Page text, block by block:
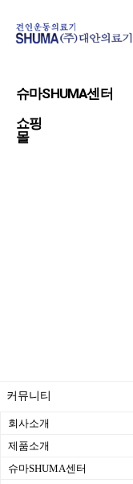
슈마SHUMA센터
쇼핑
몰
커뮤니티
회사소개
제품소개
슈마SHUMA센터